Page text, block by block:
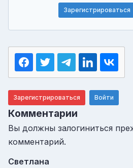
Зарегистрироваться
Зарегистрироваться Войти
Комментарии
Вы должны залогиниться
комментарий.
Светлана